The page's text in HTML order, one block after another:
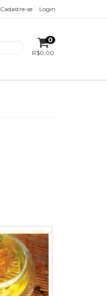
Cadastre-se Login
0
R$0,00